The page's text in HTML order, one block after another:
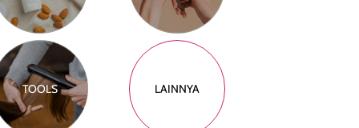
TOOLS LAINNYA